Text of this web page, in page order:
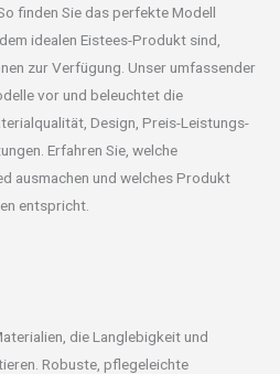
finden Sie das perfekte Modell
idealen Eistees-Produkt sind,
zur Verfügung. Unser umfassender
vor und beleuchtet die
Design, Preis-Leistungs-
Erfahren Sie, welche
ausmachen und welches Produkt
entspricht.
die Langlebigkeit und
Robuste, pflegeleichte